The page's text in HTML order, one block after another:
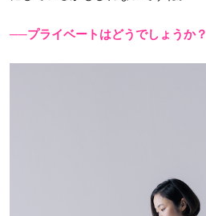
──プライベートはどうでしょうか？